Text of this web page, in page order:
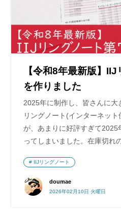
【令和8年最新版】
を作りました
2025年に制作し、皆さんに大
リングノート(インターネッ
が、あまりに好評すぎて2025
ってしまいました。在庫切れ
doumae
2026年02月10日 火曜日
IIJリングノート